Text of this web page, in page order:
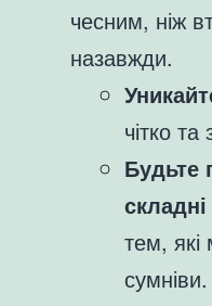
чесним, ніж
назавжди.
чітко та
Будьте
тем, які
сумніви.